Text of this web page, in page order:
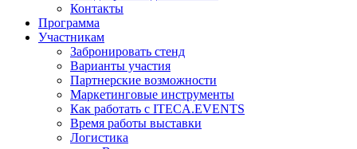
Контакты
Программа
Участникам
Забронировать стенд
Варианты участия
Партнерские возможности
Маркетинговые инструменты
Как работать с ITECA.EVENTS
Время работы выставки
Логистика